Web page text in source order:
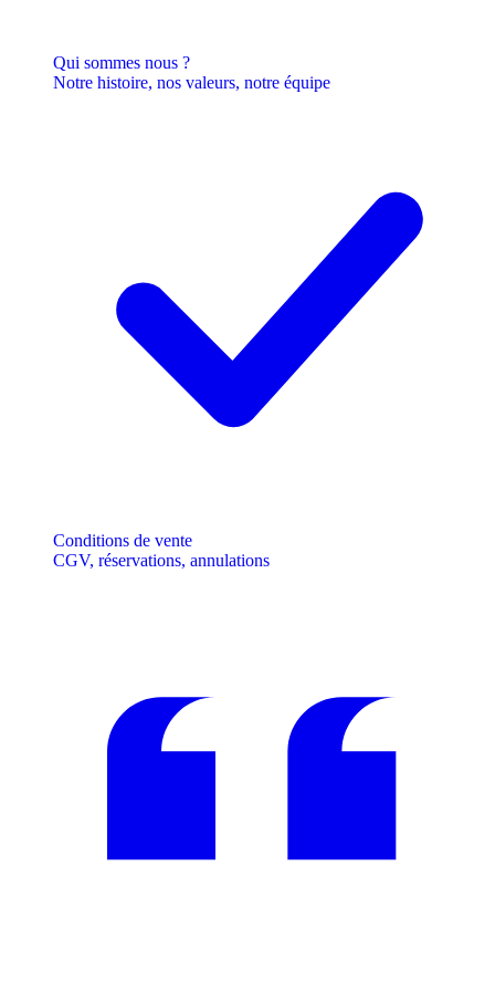
Qui sommes nous ?
Notre histoire, nos valeurs, notre équipe
Conditions de vente
CGV, réservations, annulations